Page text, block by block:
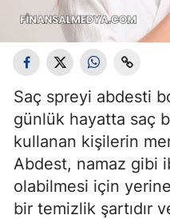
Saç spreyi abdesti
günlük hayatta saç
kullanan kişilerin
Abdest, namaz gibi
olabilmesi için
bir temizlik şartıdır